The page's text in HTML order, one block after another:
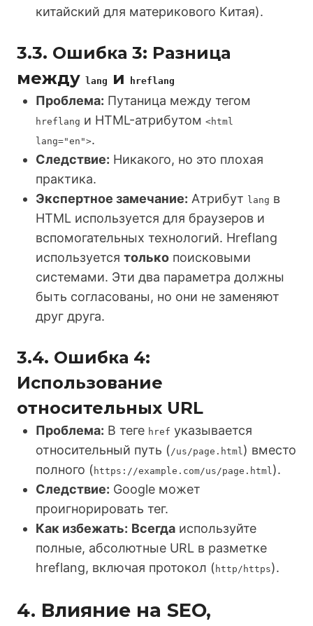
китайский для материкового Китая).
3.3. Ошибка 3: Разница
между lang и hreflang
Проблема: Путаница между тегом
hreflang и HTML-атрибутом <html
lang="en">.
Следствие: Никакого, но это плохая
практика.
Экспертное замечание: Атрибут lang в
HTML используется для браузеров и
вспомогательных технологий. Hreflang
используется только поисковыми
системами. Эти два параметра должны
быть согласованы, но они не заменяют
друг друга.
3.4. Ошибка 4:
Использование
относительных URL
Проблема: В теге href указывается
относительный путь (/us/page.html) вместо
полного ( https://example.com/us/page.html).
Следствие: Google может
проигнорировать тег.
Как избежать: Всегда используйте
полные, абсолютные URL в разметке
hreflang, включая протокол ( http/https).
4. Влияние на SEO,